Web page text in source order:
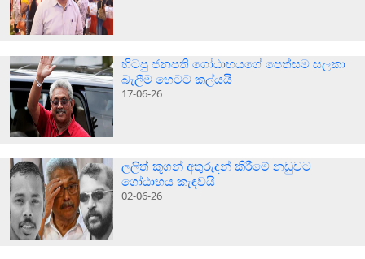
හිටපු ජනපති ගෝඨාභයගේ පෙත්සම සලකා
බැලීම හෙටට කල්යයි
17-06-26
ලලිත් කූගන් අතුරුදන් කිරීමේ නඩුවට
ගෝඨාභය කැඳවයි
02-06-26